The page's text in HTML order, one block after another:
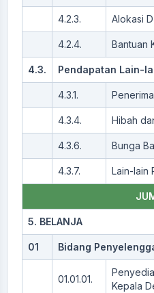
4.2.3. Alokasi
4.2.4. Bantuan
4.3. Pendapatan Lain-
4.3.1.
4.3.4. Hibah
4.3.6. Bunga
4.3.7. Lain-lain
5. BELANJA
01 Bidang
01.01.01.
Kepala